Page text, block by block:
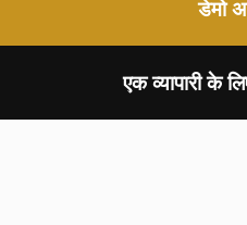
डेमो
एक व्यापारी के